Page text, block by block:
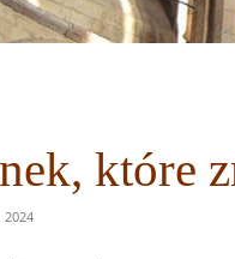
które
2024